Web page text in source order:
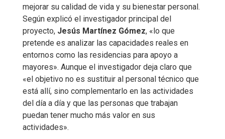
mejorar su calidad de vida y su bienestar personal.
Según explicó el investigador principal del
proyecto, Jesús Martínez Gómez, «lo que
pretende es analizar las capacidades reales en
entornos como las residencias para apoyo a
mayores». Aunque el investigador deja claro que
«el objetivo no es sustituir al personal técnico que
está allí, sino complementarlo en las actividades
del día a día y que las personas que trabajan
puedan tener mucho más valor en sus
actividades».